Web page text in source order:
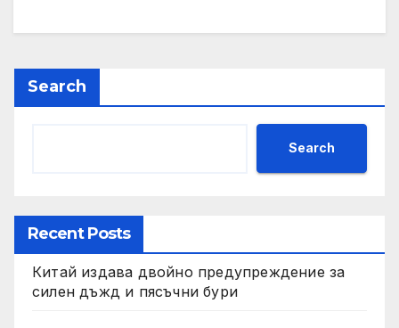
Search
Search
Recent Posts
Китай издава двойно предупреждение за
силен дъжд и пясъчни бури